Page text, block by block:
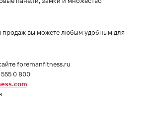
продаж вы можете любым удобным для
foremanfitness.ru
0 800